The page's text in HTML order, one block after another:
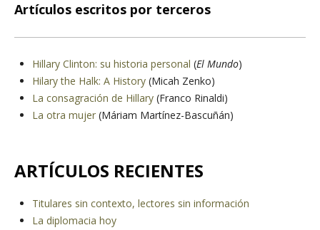
Artículos escritos por terceros
Hillary Clinton: su historia personal (El Mundo)
Hilary the Halk: A History (Micah Zenko)
La consagración de Hillary (Franco Rinaldi)
La otra mujer (Máriam Martínez-Bascuñán)
ARTÍCULOS RECIENTES
Titulares sin contexto, lectores sin información
La diplomacia hoy